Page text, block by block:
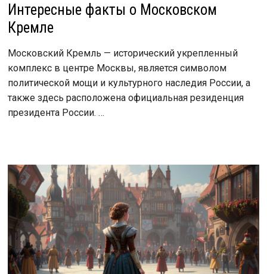
Интересные факты о Московском
Кремле
Московский Кремль — исторический укрепленный
комплекс в центре Москвы, является символом
политической мощи и культурного наследия России, а
также здесь расположена официальная резиденция
президента России. …